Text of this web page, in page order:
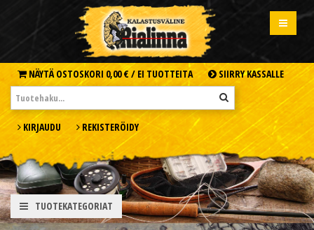
NÄYTÄ OSTOSKORI 0,00 € / EI TUOTTEITA SIIRRY KASSALLE
KIRJAUDU REKISTERÖIDY
TUOTEKATEGORIAT